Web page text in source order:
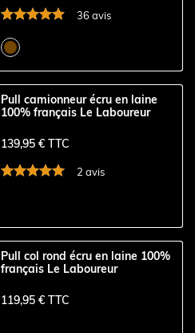
36 avis
Pull camionneur écru en laine
100% français Le Laboureur
139,95 € TTC
2 avis
Pull col rond écru en laine 100%
français Le Laboureur
119,95 € TTC